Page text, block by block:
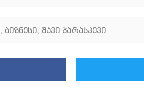
, ბიზნესი, შავი პარასკევი